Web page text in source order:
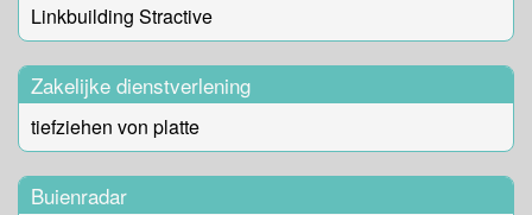
Linkbuilding Stractive
Zakelijke dienstverlening
tiefziehen von platte
Buienradar